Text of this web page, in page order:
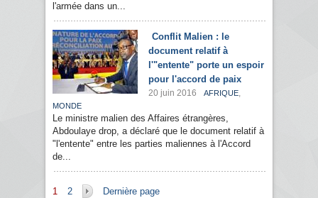
l'armée dans un...
Conflit Malien : le
document relatif à
l'"entente" porte un espoir
pour l'accord de paix
20 juin 2016 AFRIQUE,
MONDE
Le ministre malien des Affaires étrangères,
Abdoulaye drop, a déclaré que le document relatif à
"l'entente" entre les parties maliennes à l'Accord
de...
Pages
1 2 Dernière page